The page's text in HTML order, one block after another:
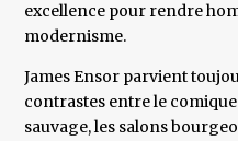
excellence pour rendre
modernisme.
James Ensor parvient
contrastes entre le
sauvage, les salons